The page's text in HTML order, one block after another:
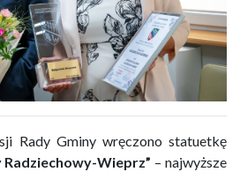
Rady Gminy wręczono statuetkę
Radziechowy-Wieprz” – najwyższe